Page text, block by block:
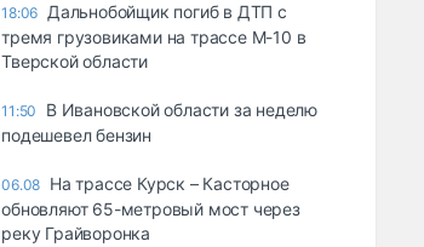
18:06 Дальнобойщик погиб в ДТП с
тремя грузовиками на трассе М-10 в
Тверской области
11:50
В Ивановской области за неделю
подешевел бензин
06.08 На трассе Курск – Касторное
обновляют 65-метровый мост через
реку Грайворонка